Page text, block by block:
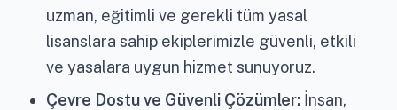
uzman, eğitimli ve gerekli tüm yasal
lisanslara sahip ekiplerimizle güvenli, etkili
ve yasalara uygun hizmet sunuyoruz.
Çevre Dostu ve Güvenli Çözümler: İnsan,